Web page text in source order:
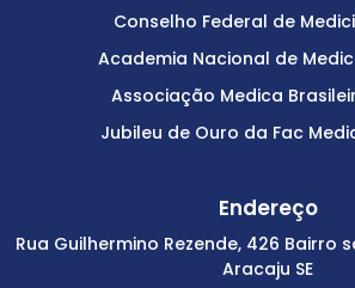
Conselho Federal de
Academia Nacional de
Associação Medica
Jubileu de Ouro da Fac
Endereço
Rua Guilhermino Rezende, 426 Bairro
Aracaju SE